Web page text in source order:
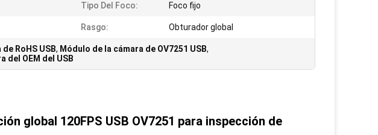
Tipo Del Foco: Foco fijo
Rasgo: Obturador global
RoHS USB, Módulo de la cámara de OV7251 USB,
del OEM del USB
global 120FPS USB OV7251 para inspección de